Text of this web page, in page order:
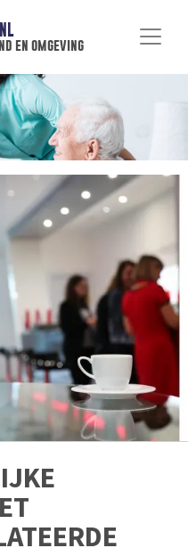
en omgeving